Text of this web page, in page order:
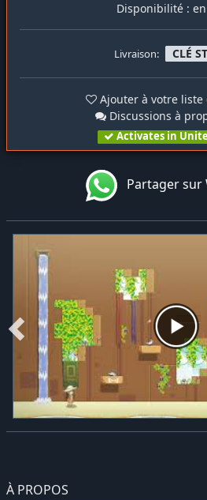
Disponibilité :
Livraison: CLÉ
Ajouter à votre liste
Discussions à
Activates in
Partager sur
À PROPOS